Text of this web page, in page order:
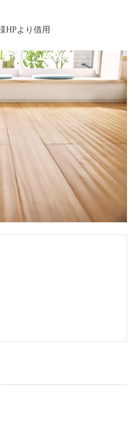
HPより借用